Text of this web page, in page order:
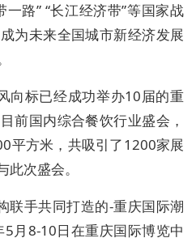
路” “长江经济带”等国家战
为未来全国城市新经济发展
向标已经成功举办10届的重
前国内综合餐饮行业盛会，
平方米，共吸引了1200家展
次盛会。
联手共同打造的-重庆国际潮
5月8-10日在重庆国际博览中